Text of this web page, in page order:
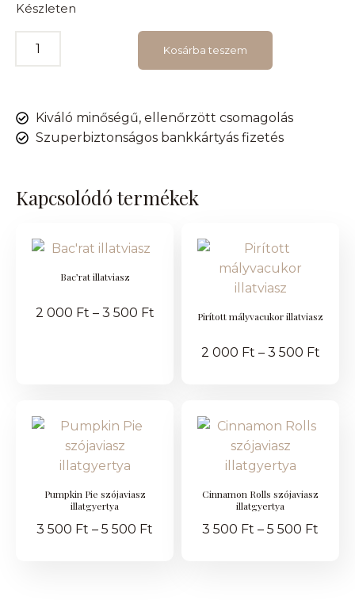
Készleten
Kosárba teszem
Kiváló minőségű, ellenőrzött csomagolás
Szuperbiztonságos bankkártyás fizetés
Kapcsolódó termékek
Bac’rat illatviasz
2 000 Ft – 3 500 Ft Pirított mályvacukor illatviasz
2 000 Ft – 3 500 Ft
Pumpkin Pie szójaviasz
illatgyertya
3 500 Ft – 5 500 Ft
Cinnamon Rolls szójaviasz
illatgyertya
3 500 Ft – 5 500 Ft